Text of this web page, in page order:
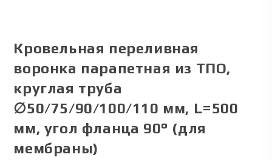
Кровельная переливная
воронка парапетная из ТПО,
круглая труба
∅50/75/90/100/110 мм, L=500
мм, угол фланца 90° (для
мембраны)